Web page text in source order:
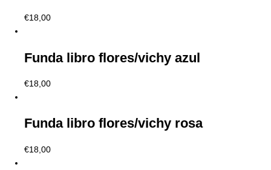
€18,00
Funda libro flores/vichy azul
€18,00
Funda libro flores/vichy rosa
€18,00